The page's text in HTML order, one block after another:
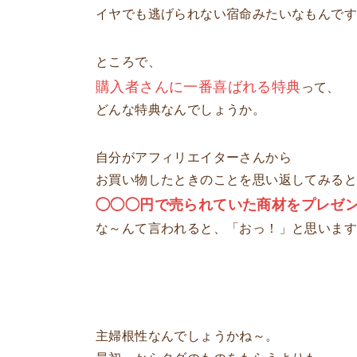
イヤでも逃げられない宿命みたいなもんです
ところで、
購入者さんに一番喜ばれる特典って、
どんな特典なんでしょうか。
自分がアフィリエイターさんから
お買い物したときのことを思い返してみると
◯◯◯円で売られていた商材をプレゼン
な～んて言われると、「おっ！」と思います
主婦根性なんでしょうかね～。